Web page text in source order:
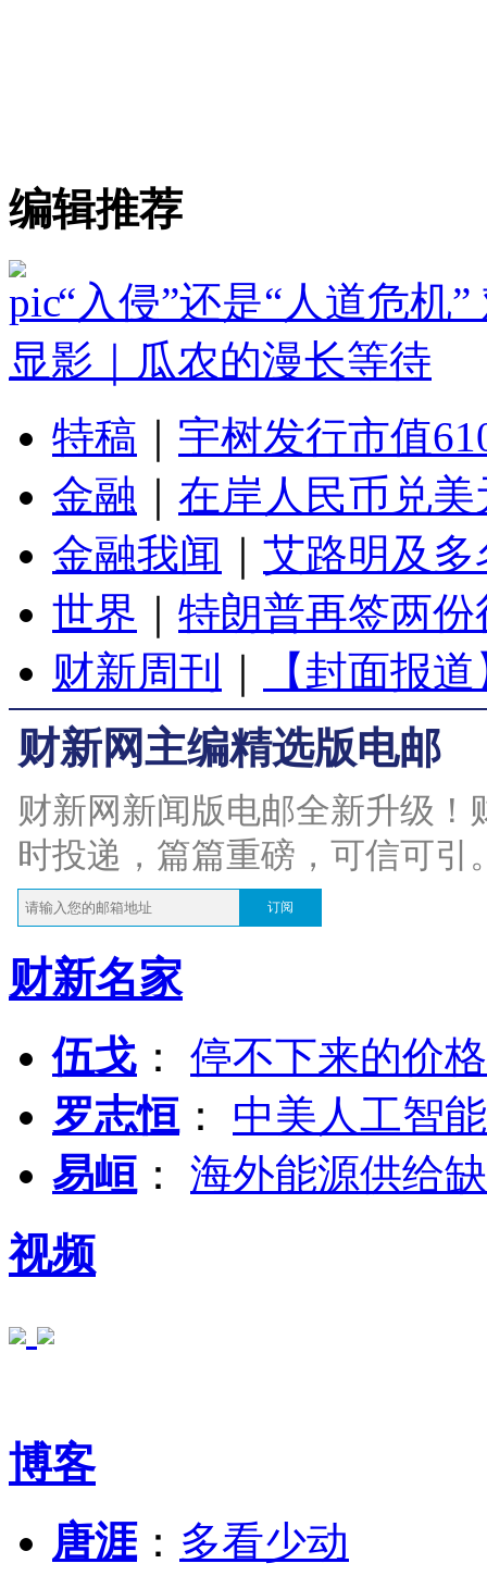
编辑推荐
“入侵”还是“人道危机
显影｜瓜农的漫长等待
特稿
宇树发行市值
金融
在岸人民币兑
金融我闻
艾路明及
世界
特朗普再签两
财新周刊
【封面报
财新网主编精选版电邮
财新网新闻版电邮全新升级
时投递，篇篇重磅，可信可引
订阅
财新名家
伍戈 ： 停不下来的价
罗志恒 ： 中美人工智
易峘 ： 海外能源供给
视频
博客
唐涯： 多看少动